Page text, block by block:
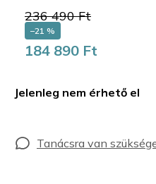
236 490 Ft
–21 %
184 890 Ft
Jelenleg nem érhető el